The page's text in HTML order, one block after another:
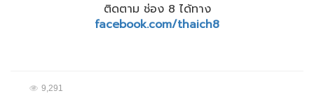
ติดตาม ช่อง 8 ได้ทาง
facebook.com/thaich8
9,291